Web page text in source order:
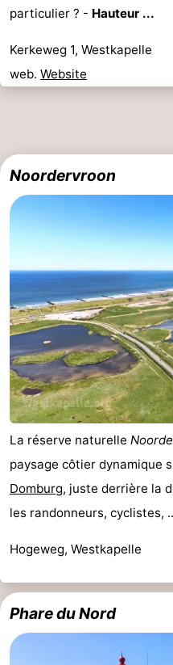
particulier ? - Hauteur ...
Kerkeweg 1, Westkapelle
web. Website
Noordervroon
La réserve naturelle
paysage côtier dynamique
Domburg, juste derrière la
les randonneurs, cyclistes,
Hogeweg, Westkapelle
Phare du Nord